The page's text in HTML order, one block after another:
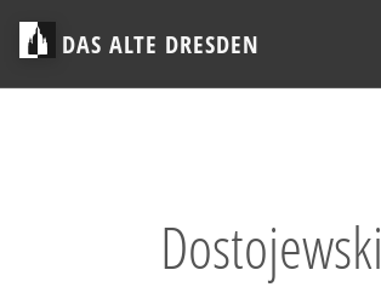
DAS ALTE DRESDEN
Dostojewski